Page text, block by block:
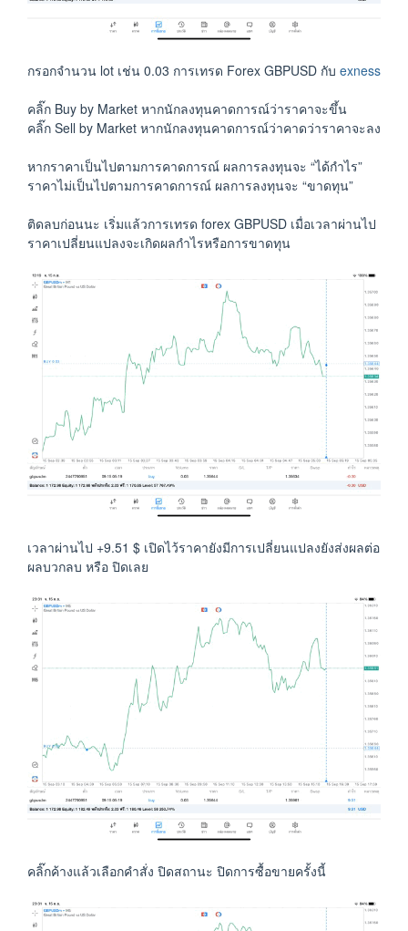
กรอกจำนวน lot เช่น 0.03 การเทรด Forex GBPUSD กับ exness
คลิ๊ก Buy by Market หากนักลงทุนคาดการณ์ว่าราคาจะขึ้น
คลิ๊ก Sell by Market หากนักลงทุนคาดการณ์ว่าคาดว่าราคาจะลง
หากราคาเป็นไปตามการคาดการณ์ ผลการลงทุนจะ “ได้กำไร”
ราคาไม่เป็นไปตามการคาดการณ์ ผลการลงทุนจะ “ขาดทุน”
ติดลบก่อนนะ เริ่มแล้วการเทรด forex GBPUSD เมื่อเวลาผ่านไป
ราคาเปลี่ยนแปลงจะเกิดผลกำไรหรือการขาดทุน
เวลาผ่านไป +9.51 $ เปิดไว้ราคายังมีการเปลี่ยนแปลงยังส่งผลต่อ
ผลบวกลบ หรือ ปิดเลย
คลิ๊กค้างแล้วเลือกคำสั่ง ปิดสถานะ ปิดการซื้อขายครั้งนี้